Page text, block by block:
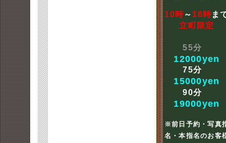
10時～ 18時ま
立町限定
55分
12000yen
75分
15000yen
90分
19000yen
※前日予約・写真
名・本指名のお客